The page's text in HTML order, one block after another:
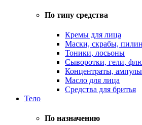
По типу средства
Кремы для лица
Маски, скрабы,
Тоники, лосьоны
Сыворотки, гели,
Концентраты, ампулы
Масло для лица
Средства для бритья
Тело
По назначению